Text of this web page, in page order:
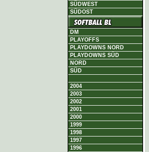
SÜDWEST
SÜDOST
DM
PLAYOFFS
PLAYDOWNS NORD
PLAYDOWNS SÜD
NORD
SÜD
2004
2003
2002
2001
2000
1999
1998
1997
1996